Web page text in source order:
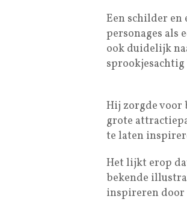
Een schilder en
personages als
ook duidelijk
Hij zorgde voor
grote
te laten
Het lijkt erop
bekende
inspireren door